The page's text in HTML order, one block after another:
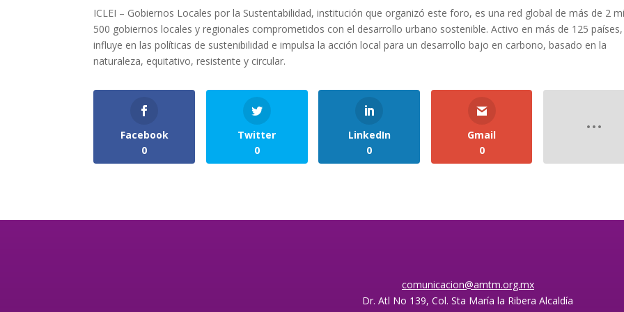
ICLEI – Gobiernos Locales por la Sustentabilidad, institución que organizó este foro, es una red global de más de 2
500 gobiernos locales y regionales comprometidos con el desarrollo urbano sostenible. Activo en más de 125 países,
influye en las políticas de sustenibilidad e impulsa la acción local para un desarrollo bajo en carbono, basado en la
naturaleza, equitativo, resistente y circular.
Facebook
0
Twitter
0
LinkedIn
0
Gmail
0
comunicacion@amtm.org.mx
Dr. Atl No 139, Col. Sta María la Ribera Alcaldía